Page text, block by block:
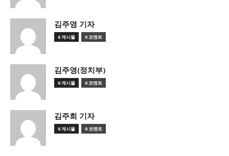
김주영 기자
0 게시물 0 코멘트
김주영(정치부)
0 게시물 0 코멘트
김주희 기자
0 게시물 0 코멘트